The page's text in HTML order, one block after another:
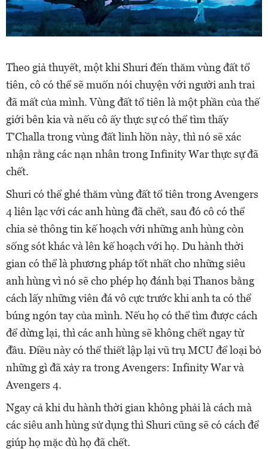
Theo giả thuyết, một khi Shuri đến thăm vùng đất tổ
tiên, cô có thể sẽ muốn nói chuyện với người anh trai
đã mất của mình. Vùng đất tổ tiên là một phần của thế
giới bên kia và nếu cô ấy thực sự có thể tìm thấy
T'Challa trong vùng đất linh hồn này, thì nó sẽ xác
nhận rằng các nạn nhân trong Infinity War thực sự đã
chết.
Shuri có thể ghé thăm vùng đất tổ tiên trong Avengers
4 liên lạc với các anh hùng đã chết, sau đó cô có thể
chia sẻ thông tin kế hoạch với những anh hùng còn
sống sót khác và lên kế hoạch với họ. Du hành thời
gian có thể là phương pháp tốt nhất cho những siêu
anh hùng vì nó sẽ cho phép họ đánh bại Thanos bằng
cách lấy những viên đá vô cực trước khi anh ta có thể
búng ngón tay của mình. Nếu họ có thể tìm được cách
để dừng lại, thì các anh hùng sẽ không chết ngay từ
đầu. Điều này có thể thiết lập lại vũ trụ MCU để loại bỏ
những gì đã xảy ra trong Avengers: Infinity War và
Avengers 4.
Ngay cả khi du hành thời gian không phải là cách mà
các siêu anh hùng sử dụng thì Shuri cũng sẽ có cách để
giúp họ mặc dù họ đã chết.